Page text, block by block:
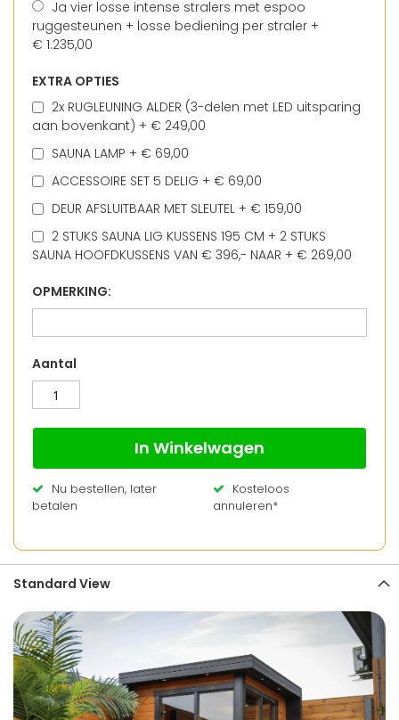
Ja vier losse intense stralers met espoo
ruggesteunen + losse bediening per straler +
€ 1.235,00
EXTRA OPTIES
2x RUGLEUNING ALDER (3-delen met LED uitsparing
aan bovenkant) + € 249,00
SAUNA LAMP + € 69,00
ACCESSOIRE SET 5 DELIG + € 69,00
DEUR AFSLUITBAAR MET SLEUTEL + € 159,00
2 STUKS SAUNA LIG KUSSENS 195 CM + 2 STUKS
SAUNA HOOFDKUSSENS VAN € 396,- NAAR + € 269,00
OPMERKING:
Aantal
In Winkelwagen
Nu bestellen, later
betalen
Kosteloos
annuleren*
Standard View